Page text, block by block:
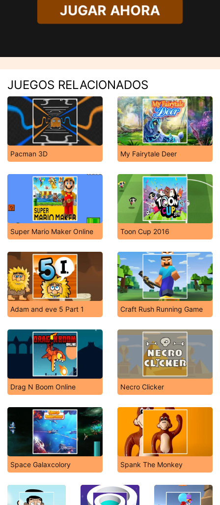
JUGAR AHORA
JUEGOS RELACIONADOS
Pacman 3D My Fairytale Deer
Super Mario Maker Online Toon Cup 2016
Adam and eve 5 Part 1 Craft Rush Running Game
Drag N Boom Online Necro Clicker
Space Galaxcolory Spank The Monkey